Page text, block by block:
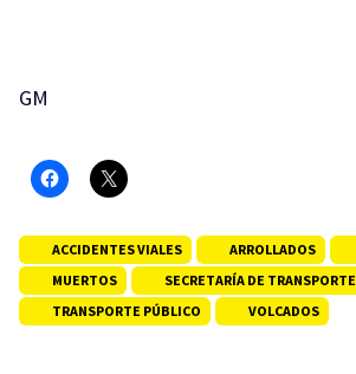
GM
ACCIDENTES VIALES ARROLLADOS
MUERTOS
SECRETARÍA DE TRANSPORTE
TRANSPORTE PÚBLICO
VOLCADOS